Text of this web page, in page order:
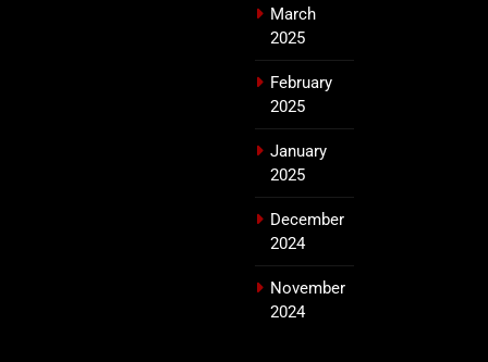
March
2025
February
2025
January
2025
December
2024
November
2024